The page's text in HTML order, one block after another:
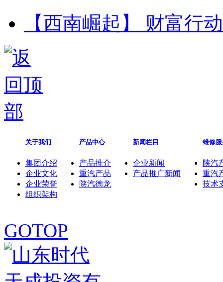
【西南崛起】 财富行
关于我们
集团介绍
企业文化
企业荣誉
组织架构
产品中心
产品推介
重汽产品
陕汽德龙
新闻栏目
企业新闻
产品推广新闻
维修
陕汽
重汽
技术
GOTOP